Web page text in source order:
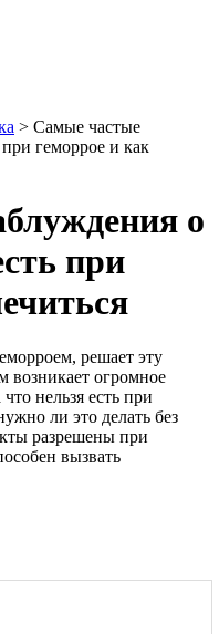
> Самые частые
геморрое и как
о
при
решает эту
возникает огромное
нельзя есть при
ли это делать без
разрешены при
вызвать